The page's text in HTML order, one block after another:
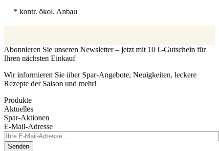
* kontr. ökol. Anbau
Abonnieren Sie unseren Newsletter – jetzt mit 10 €-Gutschein für
Ihren nächsten Einkauf
Wir informieren Sie über Spar-Angebote, Neuigkeiten, leckere
Rezepte der Saison und mehr!
Produkte
Aktuelles
Spar-Aktionen
E-Mail-Adresse
Senden